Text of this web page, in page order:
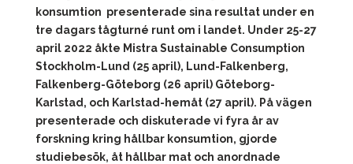
konsumtion presenterade sina resultat under en
tre dagars tågturné runt om i landet. Under 25-27
april 2022 åkte Mistra Sustainable Consumption
Stockholm-Lund (25 april), Lund-Falkenberg,
Falkenberg-Göteborg (26 april) Göteborg-
Karlstad, och Karlstad-hemåt (27 april). På vägen
presenterade och diskuterade vi fyra år av
forskning kring hållbar konsumtion, gjorde
studiebesök, åt hållbar mat och anordnade